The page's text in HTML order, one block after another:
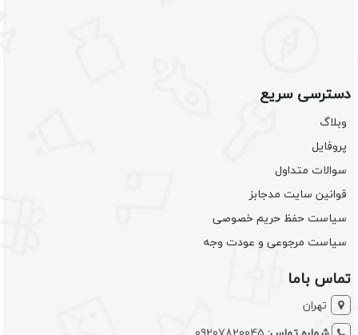
دسترسی سریع
وبلاگ
پروفایل
سوالات متداول
قوانین سایت مدجابز
سیاست حفظ حریم خصوصی
سیاست مرجوعی و عودت وجه
تماس باما
تهران